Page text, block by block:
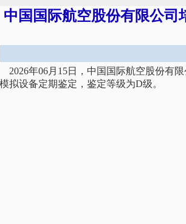
中国国际航空股份有限公司
2026年06月15日，中国国际航空股份有
模拟设备定期鉴定，鉴定等级为D级。